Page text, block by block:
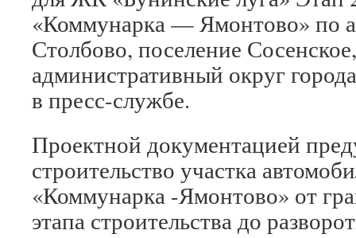
«Коммунарка — Ямонтово» по
Столбово, поселение
административный округ
в пресс-службе.
Проектной документацией
строительство участка
«Коммунарка -Ямонтово» от
этапа строительства до